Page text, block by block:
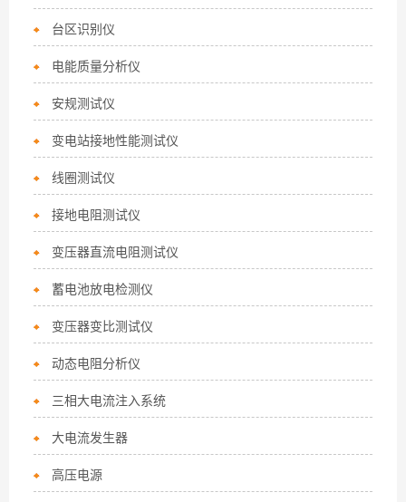
台区识别仪
电能质量分析仪
安规测试仪
变电站接地性能测试仪
线圈测试仪
接地电阻测试仪
变压器直流电阻测试仪
蓄电池放电检测仪
变压器变比测试仪
动态电阻分析仪
三相大电流注入系统
大电流发生器
高压电源